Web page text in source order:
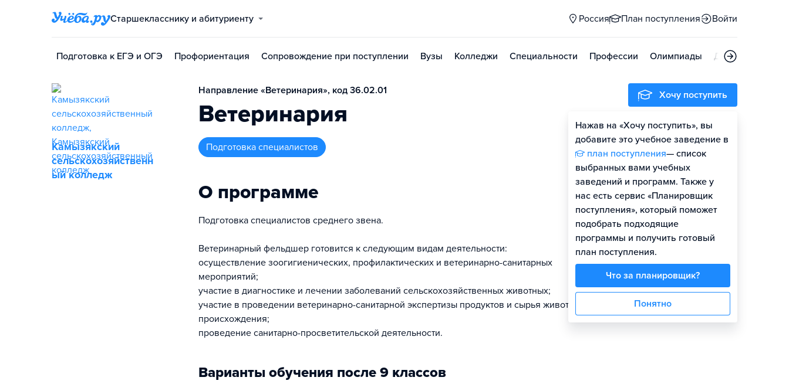
Старшекласснику и абитуриенту Россия План поступления Войти
Подготовка к ЕГЭ и ОГЭ Профориентация Сопровождение при поступлении Вузы Колледжи Специальности Профессии Олимпиады Дни открытых
Камызякский
сельскохозяйственн
ый колледж
Направление «Ветеринария», код 36.02.01
Ветеринария
подготовка специалистов
О программе
Подготовка специалистов среднего звена.
Ветеринарный фельдшер готовится к следующим видам деятельности:
осуществление зоогигиенических, профилактических и ветеринарно-санитарных
мероприятий;
участие в диагностике и лечении заболеваний сельскохозяйственных животных;
участие в проведении ветеринарно-санитарной экспертизы продуктов и сырья животного
происхождения;
проведение санитарно-просветительской деятельности.
Варианты обучения после 9 классов
Хочу поступить
Нажав на «Хочу поступить», вы
добавите это учебное заведение в
план поступления— список
выбранных вами учебных
заведений и программ. Также у
нас есть сервис «Планировщик
поступления», который поможет
подобрать подходящие
программы и получить готовый
план поступления.
Что за планировщик?
Понятно